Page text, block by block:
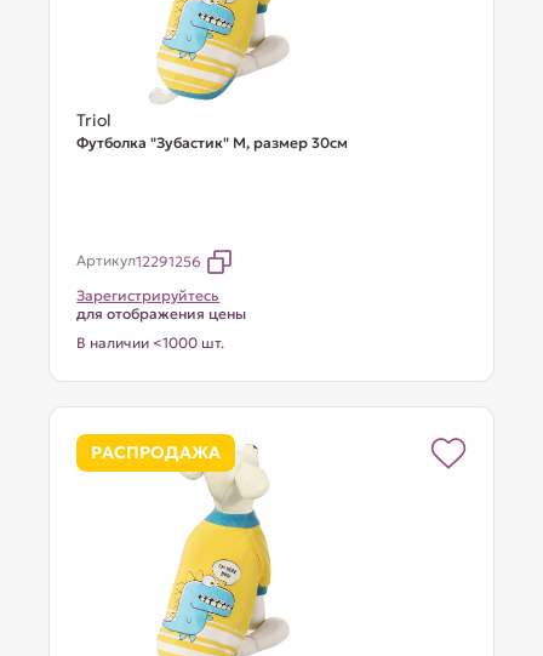
Triol
Футболка "Зубастик" M, размер 30см
Артикул12291256
Зарегистрируйтесь
для отображения цены
В наличии <1000 шт.
РАСПРОДАЖА